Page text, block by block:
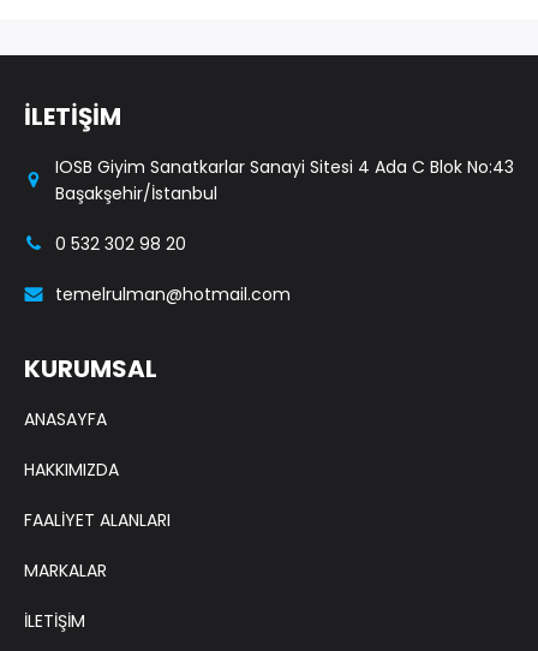
İLETİŞİM
IOSB Giyim Sanatkarlar Sanayi Sitesi 4 Ada C Blok No:43
Başakşehir/İstanbul
0 532 302 98 20
temelrulman@hotmail.com
KURUMSAL
ANASAYFA
HAKKIMIZDA
FAALİYET ALANLARI
MARKALAR
İLETİŞİM